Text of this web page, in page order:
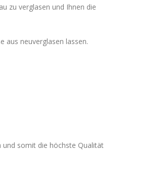
zu verglasen und Ihnen die
aus neuverglasen lassen.
und somit die höchste Qualität